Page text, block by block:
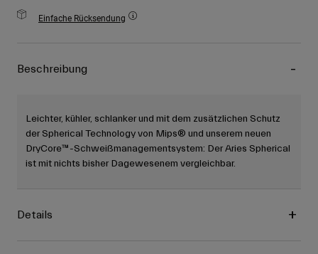
Einfache Rücksendung
Beschreibung
Leichter, kühler, schlanker und mit dem zusätzlichen Schutz
der Spherical Technology von Mips® und unserem neuen
DryCore™-Schweißmanagementsystem: Der Aries Spherical
ist mit nichts bisher Dagewesenem vergleichbar.
Details